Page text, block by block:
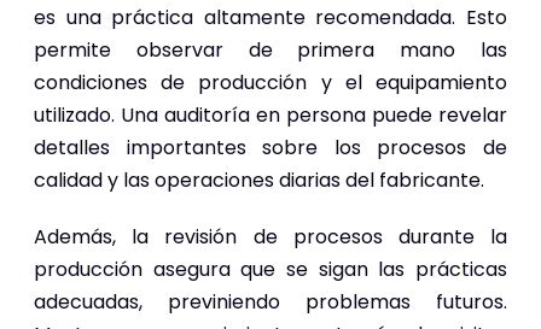
es una práctica altamente recomendada. Esto
permite observar de primera mano las
condiciones de producción y el equipamiento
utilizado. Una auditoría en persona puede revelar
detalles importantes sobre los procesos de
calidad y las operaciones diarias del fabricante.
Además, la revisión de procesos durante la
producción asegura que se sigan las prácticas
adecuadas, previniendo problemas futuros.